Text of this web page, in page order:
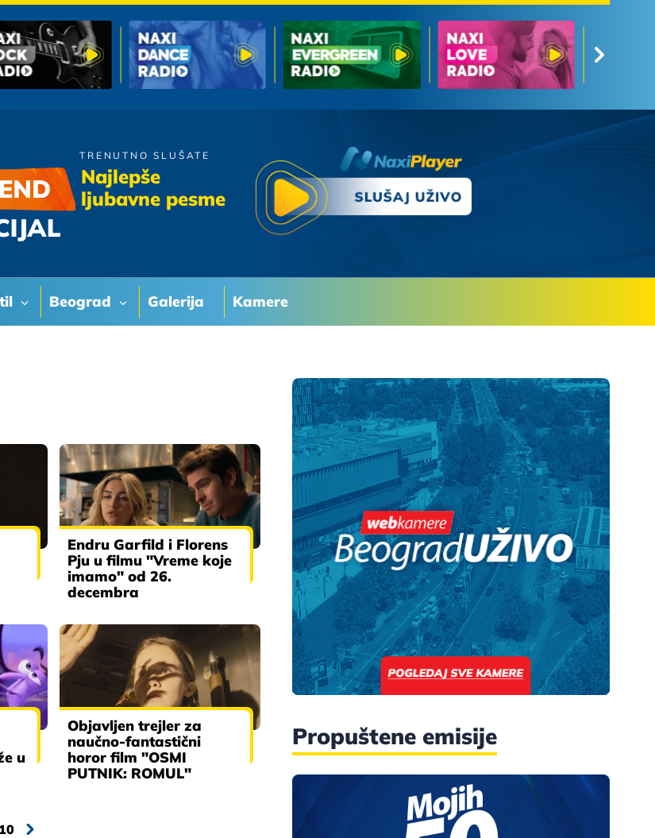
Beograd Galerija Kamere
TRENUTNO SLUŠATE
Najlepše
ljubavne pesme
Endru Garfild i Florens
Pju u filmu "Vreme koje
imamo" od 26.
decembra
u
Objavljen trejler za
naučno-fantastični
horor film "OSMI
PUTNIK: ROMUL"
10
Propuštene emisije